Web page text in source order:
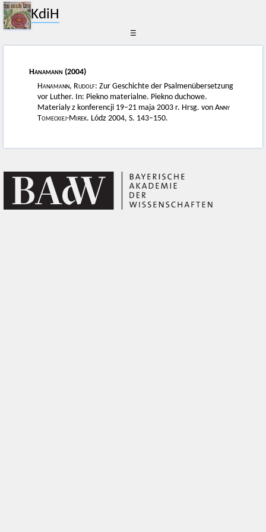
KdiH
☰
Hanamann (2004)
Hanamann, Rudolf: Zur Geschichte der Psalmenübersetzung
vor Luther. In: Piekno materialne. Piekno duchowe.
Materialy z konferencji 19–21 maja 2003 r. Hrsg. vonAnny
Tomeckiej-Mirek. Lódz 2004, S. 143–150.